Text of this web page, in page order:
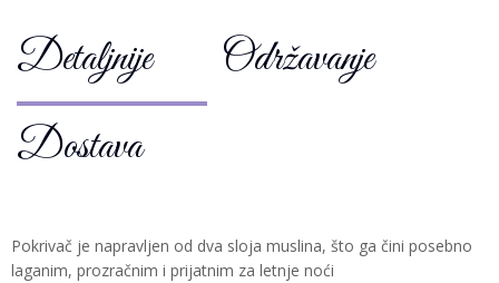
Detaljnije
Održavanje
Dostava
Pokrivač je napravljen od dva sloja muslina, što ga čini posebno
laganim, prozračnim i prijatnim za letnje noći